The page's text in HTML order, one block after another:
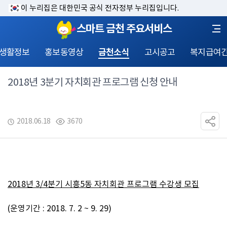
이 누리집은 대한민국 공식 전자정부 누리집입니다.
스마트 금천 주요서비스
활정보 홍보동영상 금천소식 고시공고 복지급여
2018년 3분기 자치회관 프로그램 신청 안내
2018.06.18 3670
2018년 3/4분기 시흥5동 자치회관 프로그램 수강생 모집
(운영기간 : 2018. 7. 2 ~ 9. 29)